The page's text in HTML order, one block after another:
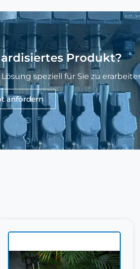
Produkt?
speziell für Sie zu
anfordern